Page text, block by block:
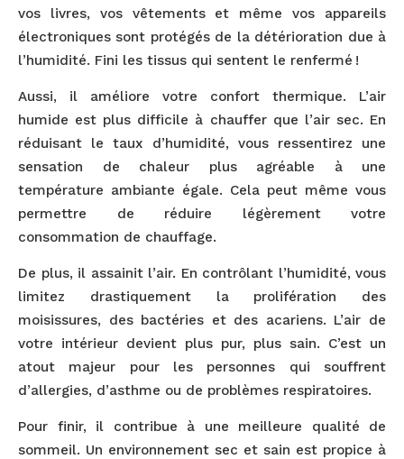
vos livres, vos vêtements et même vos appareils
électroniques sont protégés de la détérioration due à
l’humidité. Fini les tissus qui sentent le renfermé !
Aussi, il améliore votre confort thermique. L’air
humide est plus difficile à chauffer que l’air sec. En
réduisant le taux d’humidité, vous ressentirez une
sensation de chaleur plus agréable à une
température ambiante égale. Cela peut même vous
permettre de réduire légèrement votre
consommation de chauffage.
De plus, il assainit l’air. En contrôlant l’humidité, vous
limitez drastiquement la prolifération des
moisissures, des bactéries et des acariens. L’air de
votre intérieur devient plus pur, plus sain. C’est un
atout majeur pour les personnes qui souffrent
d’allergies, d’asthme ou de problèmes respiratoires.
Pour finir, il contribue à une meilleure qualité de
sommeil. Un environnement sec et sain est propice à